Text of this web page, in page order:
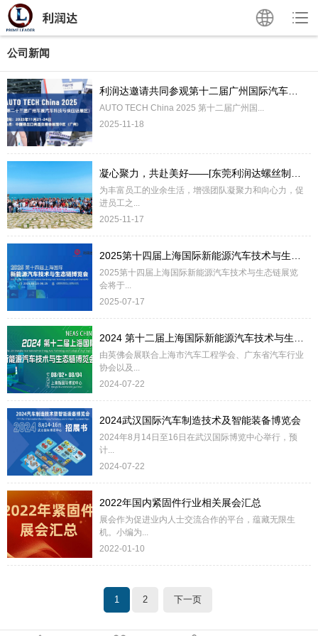
公司新闻
AUTO TECH China 2025 第十二届广州国...
2025-11-18
为丰富员工的业余生活，增强团队凝聚力和向心力，促
进员工之...
2025-11-17
2025第十四届上海国际新能源汽车技术与生态链展览
会将于...
2025-07-17
由英佛会展联合上海市汽车工程学会、广东省汽车行业
协会以及...
2024-07-22
2024武汉国际汽车制造技术及智能装备博览会
2024年8月14日至16日在武汉国际博览中心举行，预
计...
2024-07-22
2022年国内紧固件行业相关展会汇总
展会作为促进业内人士交流合作的平台，蕴藏无限生
机。小编为...
2022-01-10
1 2 下一页